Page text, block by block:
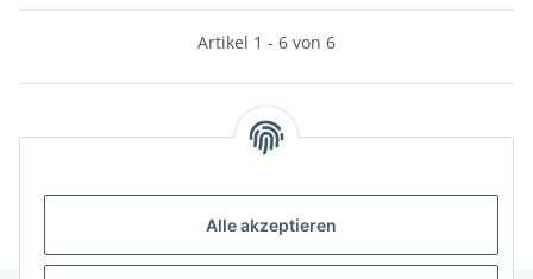
Alle akzeptieren
Artikel 1 - 6 von 6